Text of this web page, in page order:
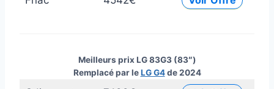
Meilleurs prix LG 83G3 (83″)
Remplacé par leLG G4de 2024